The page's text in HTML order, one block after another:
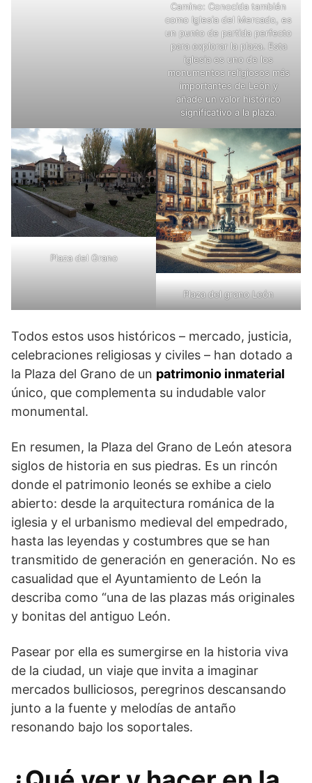
Camino: Conocida también
como Iglesia del Mercado, es
un punto de partida perfecto
para explorar la plaza. Esta
iglesia es uno de los
monumentos religiosos más
importantes de León y
añade un valor histórico
significativo a la plaza.
Plaza del Grano
Plaza del grano León
Todos estos usos históricos – mercado, justicia,
celebraciones religiosas y civiles – han dotado a
la Plaza del Grano de un patrimonio inmaterial
único, que complementa su indudable valor
monumental.
En resumen, la Plaza del Grano de León atesora
siglos de historia en sus piedras. Es un rincón
donde el patrimonio leonés se exhibe a cielo
abierto: desde la arquitectura románica de la
iglesia y el urbanismo medieval del empedrado,
hasta las leyendas y costumbres que se han
transmitido de generación en generación. No es
casualidad que el Ayuntamiento de León la
describa como “una de las plazas más originales
y bonitas del antiguo León.
Pasear por ella es sumergirse en la historia viva
de la ciudad, un viaje que invita a imaginar
mercados bulliciosos, peregrinos descansando
junto a la fuente y melodías de antaño
resonando bajo los soportales.